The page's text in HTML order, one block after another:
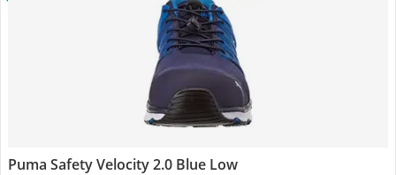
Puma Safety Velocity 2.0 Blue Low